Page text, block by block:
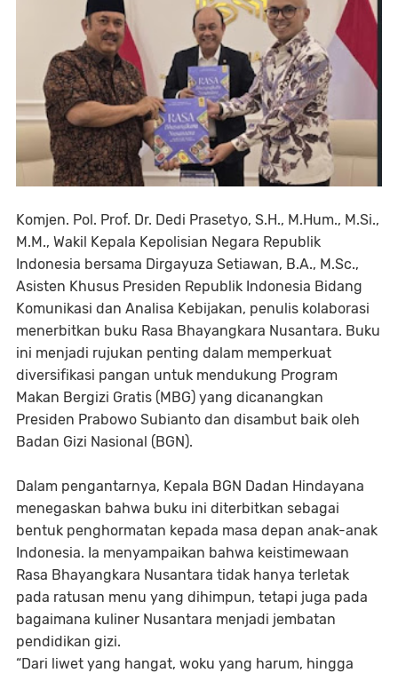
Komjen. Pol. Prof. Dr. Dedi Prasetyo, S.H., M.Hum., M.Si.,
M.M., Wakil Kepala Kepolisian Negara Republik
Indonesia bersama Dirgayuza Setiawan, B.A., M.Sc.,
Asisten Khusus Presiden Republik Indonesia Bidang
Komunikasi dan Analisa Kebijakan, penulis kolaborasi
menerbitkan buku Rasa Bhayangkara Nusantara. Buku
ini menjadi rujukan penting dalam memperkuat
diversifikasi pangan untuk mendukung Program
Makan Bergizi Gratis (MBG) yang dicanangkan
Presiden Prabowo Subianto dan disambut baik oleh
Badan Gizi Nasional (BGN).
Dalam pengantarnya, Kepala BGN Dadan Hindayana
menegaskan bahwa buku ini diterbitkan sebagai
bentuk penghormatan kepada masa depan anak-anak
Indonesia. Ia menyampaikan bahwa keistimewaan
Rasa Bhayangkara Nusantara tidak hanya terletak
pada ratusan menu yang dihimpun, tetapi juga pada
bagaimana kuliner Nusantara menjadi jembatan
pendidikan gizi.
“Dari liwet yang hangat, woku yang harum, hingga